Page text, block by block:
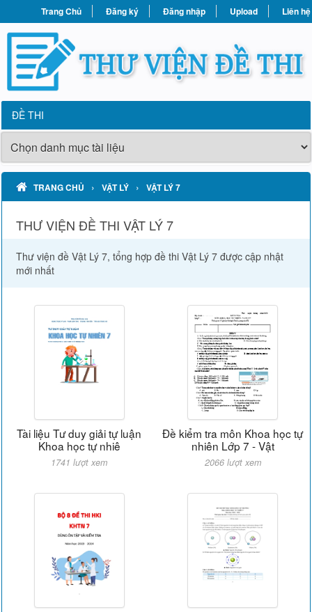
Trang Chủ Đăng ký Đăng nhập Upload Liên hệ
ĐỀ THI
TRANG CHỦ › VẬT LÝ › VẬT LÝ 7
THƯ VIỆN ĐỀ THI VẬT LÝ 7
Thư viện đề Vật Lý 7, tổng hợp đề thi Vật Lý 7 được cập nhật
mới nhất
Tài liệu Tư duy giải tự luận
Khoa học tự nhiê
1741 lượt xem
Đề kiểm tra môn Khoa học tự
nhiên Lớp 7 - Vật
2066 lượt xem